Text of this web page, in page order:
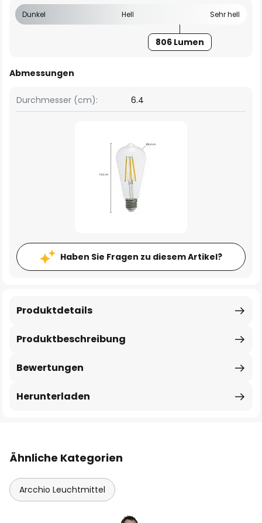
Dunkel Hell Sehr hell
806 Lumen
Abmessungen
Durchmesser (cm): 6.4
Haben Sie Fragen zu diesem Artikel?
Produktbeschreibung
Produktdetails
Bewertungen
Herunterladen
Ähnliche Kategorien
Arcchio Leuchtmittel